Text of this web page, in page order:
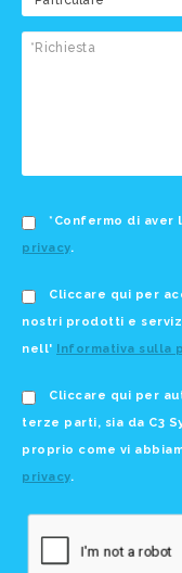
*Confermo di
privacy.
Cliccare qui per
nostri prodotti e
nell'
Informativa sulla
Cliccare qui per
terze parti, sia da C3
proprio come vi
privacy.